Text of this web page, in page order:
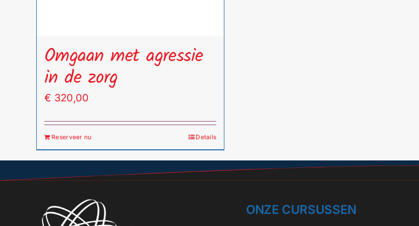
Omgaan met agressie
in de zorg
€ 320,00
Reserveer nu Details
ONZE CURSUSSEN